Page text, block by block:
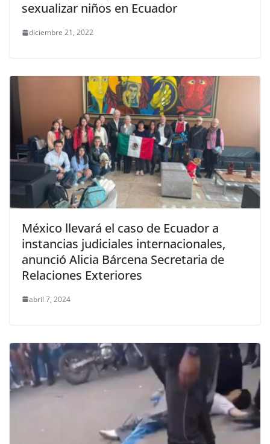
sexualizar niños en Ecuador
diciembre 21, 2022
México llevará el caso de Ecuador a
instancias judiciales internacionales,
anunció Alicia Bárcena Secretaria de
Relaciones Exteriores
abril 7, 2024